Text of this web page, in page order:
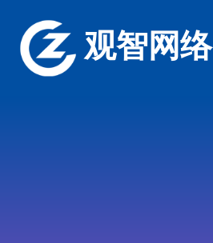
观智网络